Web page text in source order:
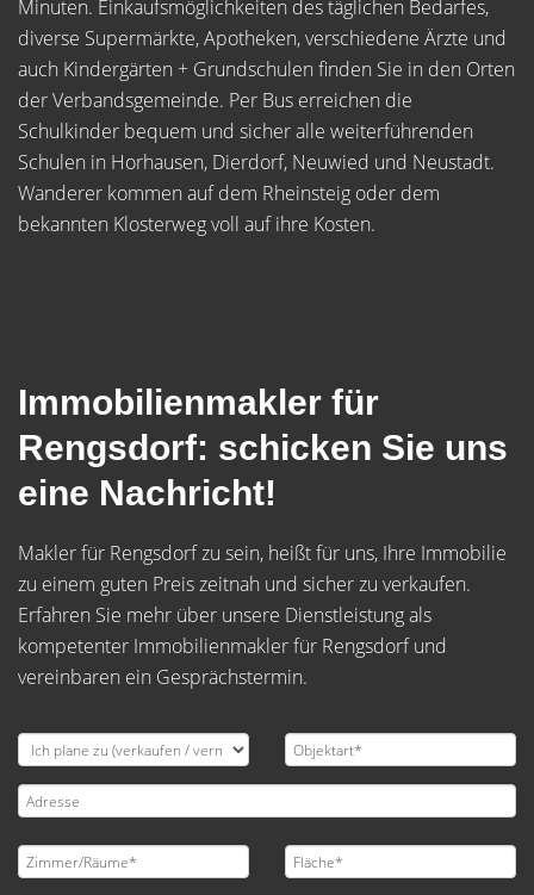
Minuten. Einkaufsmöglichkeiten des täglichen Bedarfes,
diverse Supermärkte, Apotheken, verschiedene Ärzte und
auch Kindergärten + Grundschulen finden Sie in den Orten
der Verbandsgemeinde. Per Bus erreichen die
Schulkinder bequem und sicher alle weiterführenden
Schulen in Horhausen, Dierdorf, Neuwied und Neustadt.
Wanderer kommen auf dem Rheinsteig oder dem
bekannten Klosterweg voll auf ihre Kosten.
Immobilienmakler für
Rengsdorf: schicken Sie uns
eine Nachricht!
Makler für Rengsdorf zu sein, heißt für uns, Ihre Immobilie
zu einem guten Preis zeitnah und sicher zu verkaufen.
Erfahren Sie mehr über unsere Dienstleistung als
kompetenter Immobilienmakler für Rengsdorf und
vereinbaren ein Gesprächstermin.